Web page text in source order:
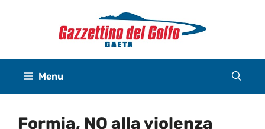
Menu
Formia, NO alla violenza